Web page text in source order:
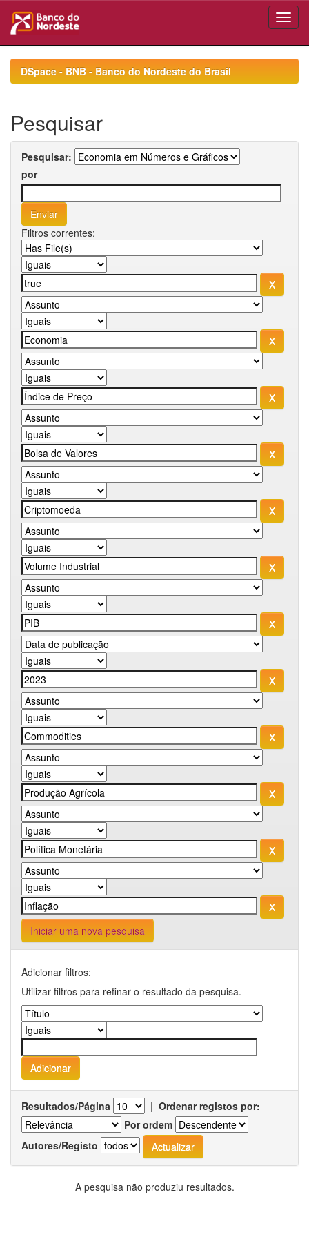
navigationDSpace - BNB - Banco do Nordeste do Brasil
Pesquisar
Pesquisar:
por
Filtros correntes:
Iniciar uma nova pesquisa
Adicionar filtros:
Utilizar filtros para refinar o resultado da pesquisa.
Resultados/Página | Ordenar registos por:
Por ordem
Autores/Registo
A pesquisa não produziu resultados.